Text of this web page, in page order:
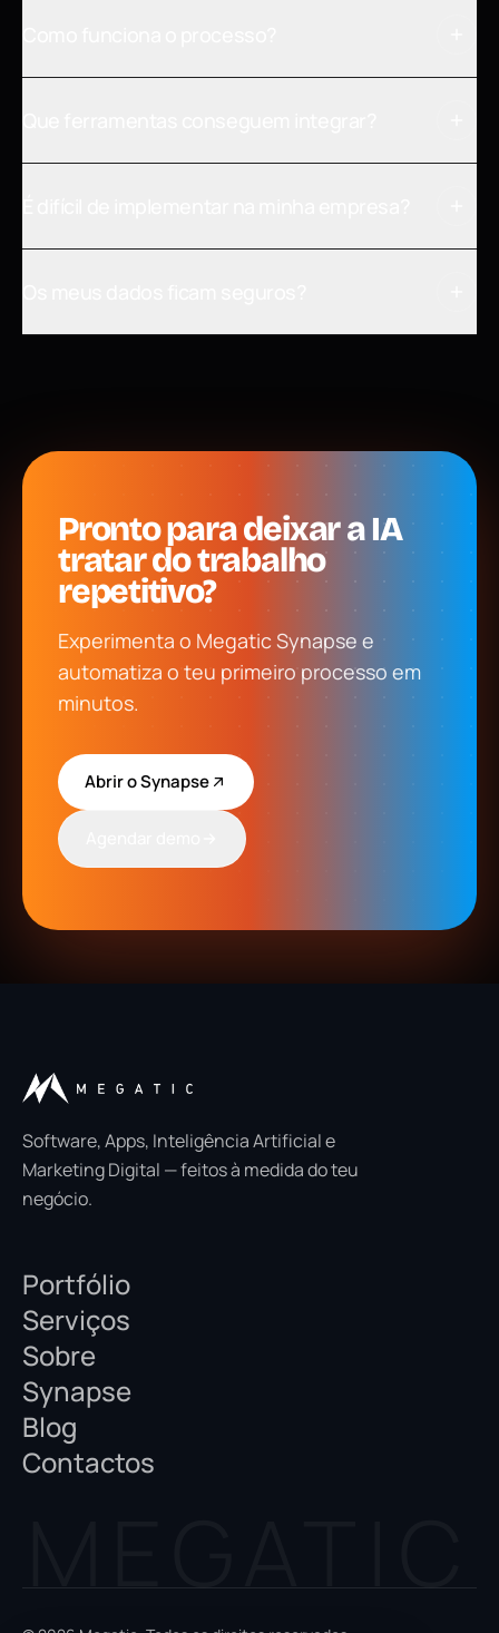
Pronto para deixar a IA
tratar do trabalho
repetitivo?
Experimenta o Megatic Synapse e
automatiza o teu primeiro processo em
minutos.
Abrir o Synapse
Software, Apps, Inteligência Artificial e
Marketing Digital — feitos à medida do teu
negócio.
Portfólio
Serviços
Sobre
Synapse
Blog
Contactos